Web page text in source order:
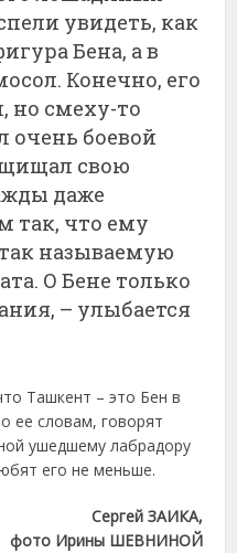
увидеть, как
Бена, а в
Конечно, его
но смеху-то
очень боевой
свою
даже
так, что ему
называемую
О Бене только
– улыбается
Ташкент – это Бен в
ее словам, говорят
ушедшему лабрадору
его не меньше.
Сергей ЗАИКА,
фото Ирины ШЕВНИНОЙ